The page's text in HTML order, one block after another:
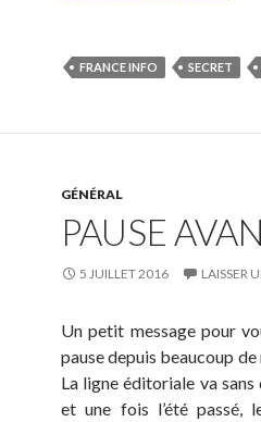
FRANCE INFO SECRET
GÉNÉRAL
PAUSE
5 JUILLET 2016 LAISSER
Un petit message pour
pause depuis beaucoup
La ligne éditoriale va
et une fois l’été passé,